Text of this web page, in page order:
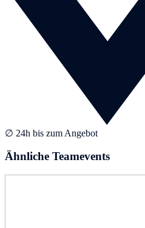
∅ 24h bis zum Angebot
Ähnliche Teamevents